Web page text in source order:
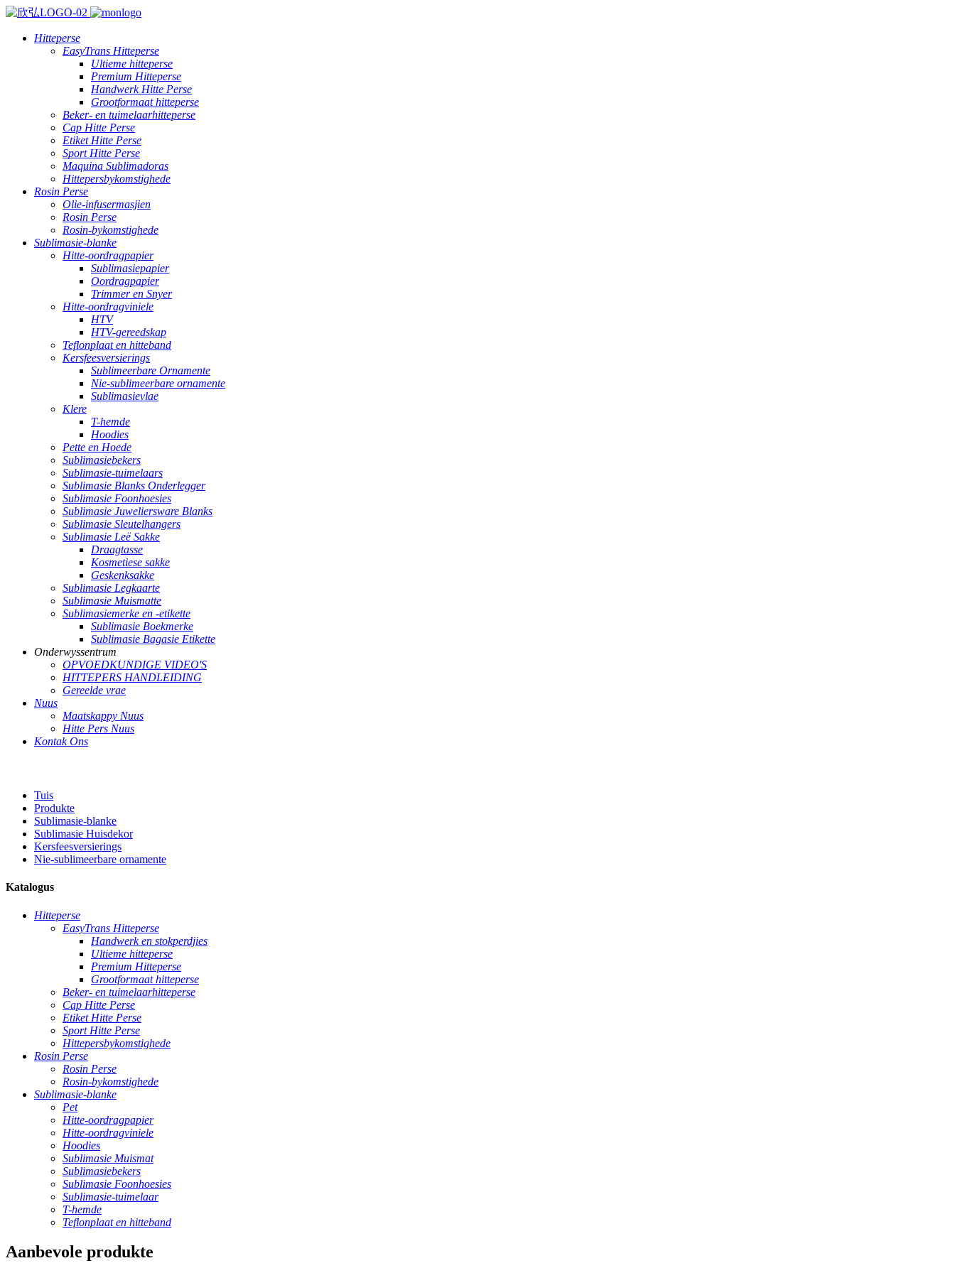
Hitteperse
EasyTrans Hitteperse
Ultieme hitteperse
Premium Hitteperse
Handwerk Hitte Perse
Grootformaat hitteperse
Beker- en tuimelaarhitteperse
Cap Hitte Perse
Etiket Hitte Perse
Sport Hitte Perse
Maquina Sublimadoras
Hittepersbykomstighede
Rosin Perse
Olie-infusermasjien
Rosin Perse
Rosin-bykomstighede
Sublimasie-blanke
Hitte-oordragpapier
Sublimasiepapier
Oordragpapier
Trimmer en Snyer
Hitte-oordragviniele
HTV
HTV-gereedskap
Teflonplaat en hitteband
Kersfeesversierings
Sublimeerbare Ornamente
Nie-sublimeerbare ornamente
Sublimasievlae
Klere
T-hemde
Hoodies
Pette en Hoede
Sublimasiebekers
Sublimasie-tuimelaars
Sublimasie Blanks Onderlegger
Sublimasie Foonhoesies
Sublimasie Juweliersware Blanks
Sublimasie Sleutelhangers
Sublimasie Leë Sakke
Draagtasse
Kosmetiese sakke
Geskenksakke
Sublimasie Legkaarte
Sublimasie Muismatte
Sublimasiemerke en -etikette
Sublimasie Boekmerke
Sublimasie Bagasie Etikette
Onderwyssentrum
OPVOEDKUNDIGE VIDEO'S
HITTEPERS HANDLEIDING
Gereelde vrae
Nuus
Maatskappy Nuus
Hitte Pers Nuus
Kontak Ons
Tuis
Produkte
Sublimasie-blanke
Sublimasie Huisdekor
Kersfeesversierings
Nie-sublimeerbare ornamente
Katalogus
Hitteperse
EasyTrans Hitteperse
Handwerk en stokperdjies
Ultieme hitteperse
Premium Hitteperse
Grootformaat hitteperse
Beker- en tuimelaarhitteperse
Cap Hitte Perse
Etiket Hitte Perse
Sport Hitte Perse
Hittepersbykomstighede
Rosin Perse
Rosin Perse
Rosin-bykomstighede
Sublimasie-blanke
Pet
Hitte-oordragpapier
Hitte-oordragviniele
Hoodies
Sublimasie Muismat
Sublimasiebekers
Sublimasie Foonhoesies
Sublimasie-tuimelaar
T-hemde
Teflonplaat en hitteband
Aanbevole produkte